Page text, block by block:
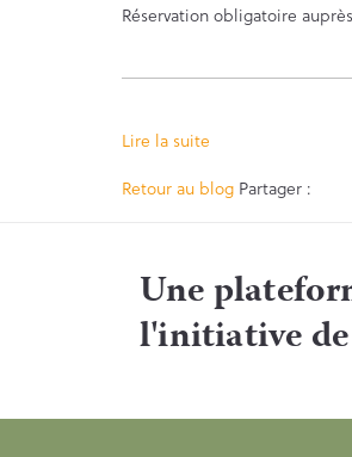
Réservation obligatoire
Lire la suite
Retour au blog Partager :
Une
l'initiative de